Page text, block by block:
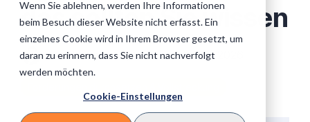
Wenn Sie ablehnen, werden Ihre Informationen
beim Besuch dieser Website nicht erfasst. Ein
einzelnes Cookie wird in Ihrem Browser gesetzt, um
daran zu erinnern, dass Sie nicht nachverfolgt
werden möchten.
Cookie-Einstellungen
abgeben.
Inkassokosten
Rechner
Direkt Inkassokosten
Gerichtliches Mahnverfahren
Telefoninkasso
Bonitäts- und Wirtschaftsauskünfte
Internationales Inkasso
Stadtwerke
Versorungsunternehmen
Gastronomie & Hotels
Bildungswesen
Verlage
rund um das
Inkasso.
E-Books
Informative
zum Theme
Auslandsinkasso
Datenaustausch
Daten einfach &
sicher mit uns
austauschen.
das sollten Sie wissen
Rene Hansen: Updated on Juli 20, 2026